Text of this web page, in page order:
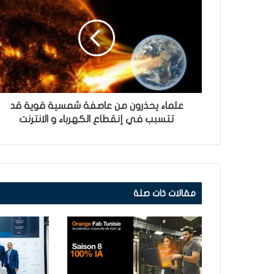
علماء يحذرون من عاصفة شمسية قوية قد
تتسبب في إنقطاع الكهرباء و الانترنت
مقالات ذات صلة